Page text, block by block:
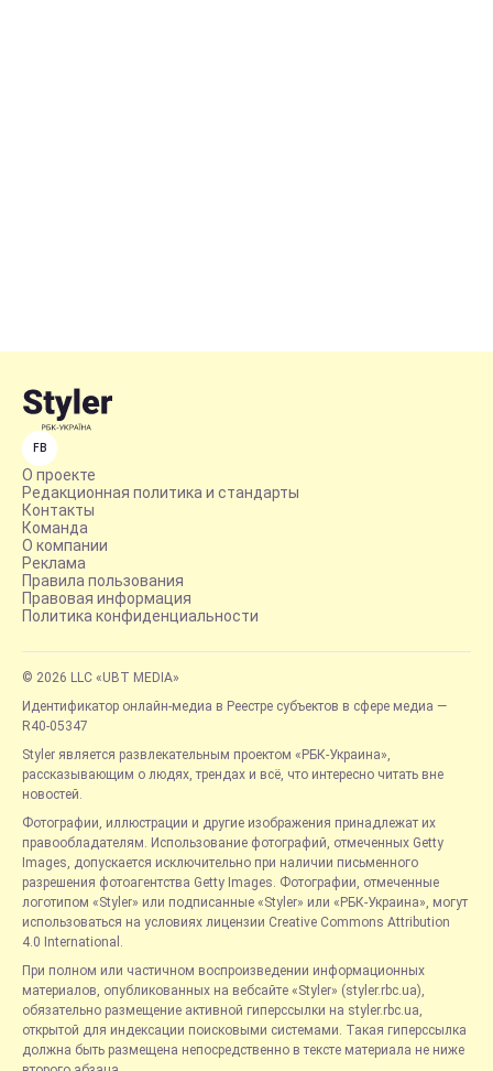
FB
О проекте
Редакционная политика и стандарты
Контакты
Команда
О компании
Реклама
Правила пользования
Правовая информация
Политика конфиденциальности
© 2026 LLC «UBT MEDIA»
Идентификатор онлайн-медиа в Реестре субъектов в сфере медиа —
R40-05347
Styler является развлекательным проектом «РБК-Украина»,
рассказывающим о людях, трендах и всё, что интересно читать вне
новостей.
Фотографии, иллюстрации и другие изображения принадлежат их
правообладателям. Использование фотографий, отмеченных Getty
Images, допускается исключительно при наличии письменного
разрешения фотоагентства Getty Images. Фотографии, отмеченные
логотипом «Styler» или подписанные «Styler» или «РБК-Украина», могут
использоваться на условиях лицензии Creative Commons Attribution
4.0 International.
При полном или частичном воспроизведении информационных
материалов, опубликованных на вебсайте «Styler» (styler.rbc.ua),
обязательно размещение активной гиперссылки на styler.rbc.ua,
открытой для индексации поисковыми системами. Такая гиперссылка
должна быть размещена непосредственно в тексте материала не ниже